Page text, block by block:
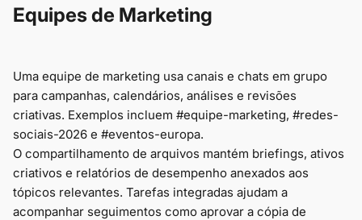
Equipes de Marketing
Uma equipe de marketing usa canais e chats em grupo
para campanhas, calendários, análises e revisões
criativas. Exemplos incluem #equipe-marketing, #redes-
sociais-2026 e #eventos-europa.
O compartilhamento de arquivos mantém briefings, ativos
criativos e relatórios de desempenho anexados aos
tópicos relevantes. Tarefas integradas ajudam a
acompanhar seguimentos como aprovar a cópia de